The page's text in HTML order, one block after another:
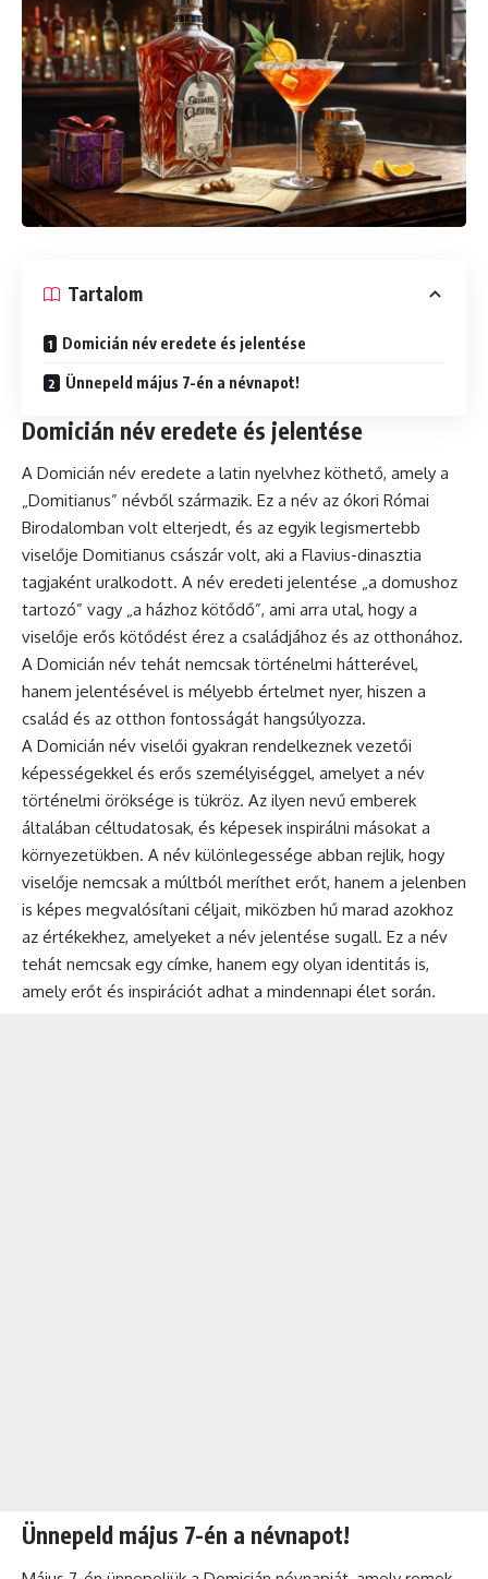
Tartalom
Domicián név eredete és jelentése
Ünnepeld május 7-én a névnapot!
Domicián név eredete és jelentése
A Domicián név eredete a latin nyelvhez köthető, amely a
„Domitianus” névből származik. Ez a név az ókori Római
Birodalomban volt elterjedt, és az egyik legismertebb
viselője Domitianus császár volt, aki a Flavius-dinasztia
tagjaként uralkodott. A név eredeti jelentése „a domushoz
tartozó” vagy „a házhoz kötődő”, ami arra utal, hogy a
viselője erős kötődést érez a családjához és az otthonához.
A Domicián név tehát nemcsak történelmi hátterével,
hanem jelentésével is mélyebb értelmet nyer, hiszen a
család és az otthon fontosságát hangsúlyozza.
A Domicián név viselői gyakran rendelkeznek vezetői
képességekkel és erős személyiséggel, amelyet a név
történelmi öröksége is tükröz. Az ilyen nevű emberek
általában céltudatosak, és képesek inspirálni másokat a
környezetükben. A név különlegessége abban rejlik, hogy
viselője nemcsak a múltból meríthet erőt, hanem a jelenben
is képes megvalósítani céljait, miközben hű marad azokhoz
az értékekhez, amelyeket a név jelentése sugall. Ez a név
tehát nemcsak egy címke, hanem egy olyan identitás is,
amely erőt és inspirációt adhat a mindennapi élet során.
Ünnepeld május 7-én a névnapot!